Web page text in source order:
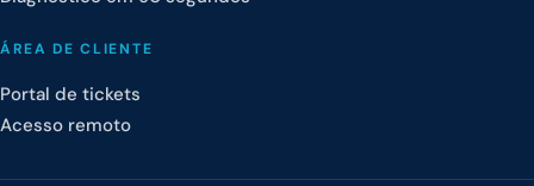
ÁREA DE CLIENTE
Portal de tickets
Acesso remoto